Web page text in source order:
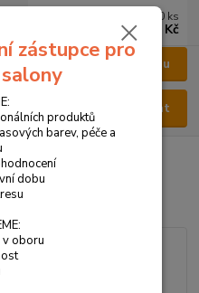
Menu
Hledat
0 ks
0 Kč
vůně 8 ml
zástupce pro
produktů
barev, péče a
dobu
oboru